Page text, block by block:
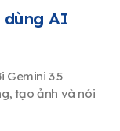
dùng AI
Gemini 3.5
tạo ảnh và nói